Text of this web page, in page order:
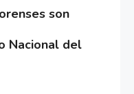
son
Nacional del